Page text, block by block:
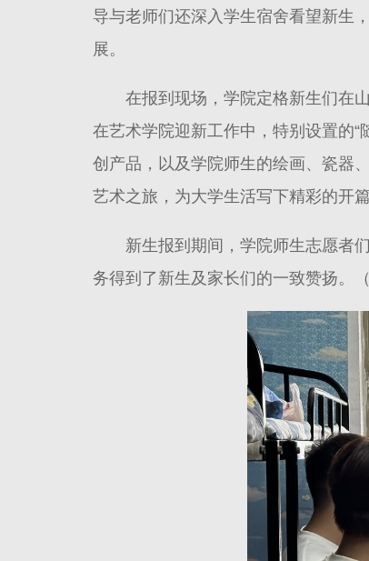
导与老师们还深入学生宿舍看望新生
展。
在报到现场，学院定格新生们在
在艺术学院迎新工作中，特别设置的“
创产品，以及学院师生的绘画、瓷器
艺术之旅，为大学生活写下精彩的开篇
新生报到期间，学院师生志愿者
务得到了新生及家长们的一致赞扬。